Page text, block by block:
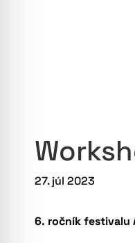
27. júl 2023
6. ročník festivalu